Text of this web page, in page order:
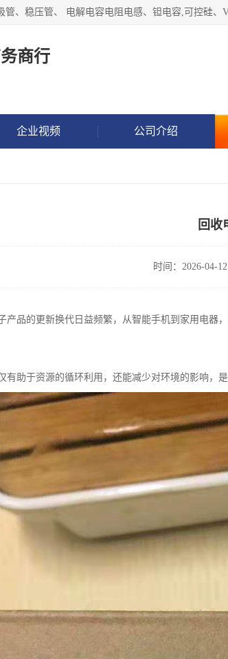
商行
企业视频 公司介绍
回收
时间：2026-04-12
产品的更新换代日益频繁，从智能手机到家用电器
有助于资源的循环利用，还能减少对环境的影响，